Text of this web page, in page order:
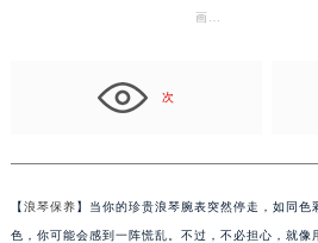
画…
次
【浪琴保养】当你的珍贵浪琴腕表突然停走，如同
色，你可能会感到一阵慌乱。不过，不必担心，就像